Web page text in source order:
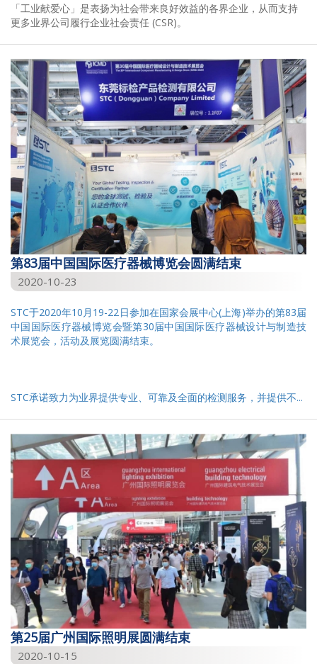
「工业献爱心」是表扬为社会带来良好效益的各界企业，从而支持
更多业界公司履行企业社会责任 (CSR)。
第83届中国国际医疗器械博览会圆满结束
2020-10-23
STC于2020年10月19-22日参加在国家会展中心(上海)举办的第83届
中国国际医疗器械博览会暨第30届中国国际医疗器械设计与制造技
术展览会，活动及展览圆满结束。
STC承诺致力为业界提供专业、可靠及全面的检测服务，并提供不...
第25届广州国际照明展圆满结束
2020-10-15